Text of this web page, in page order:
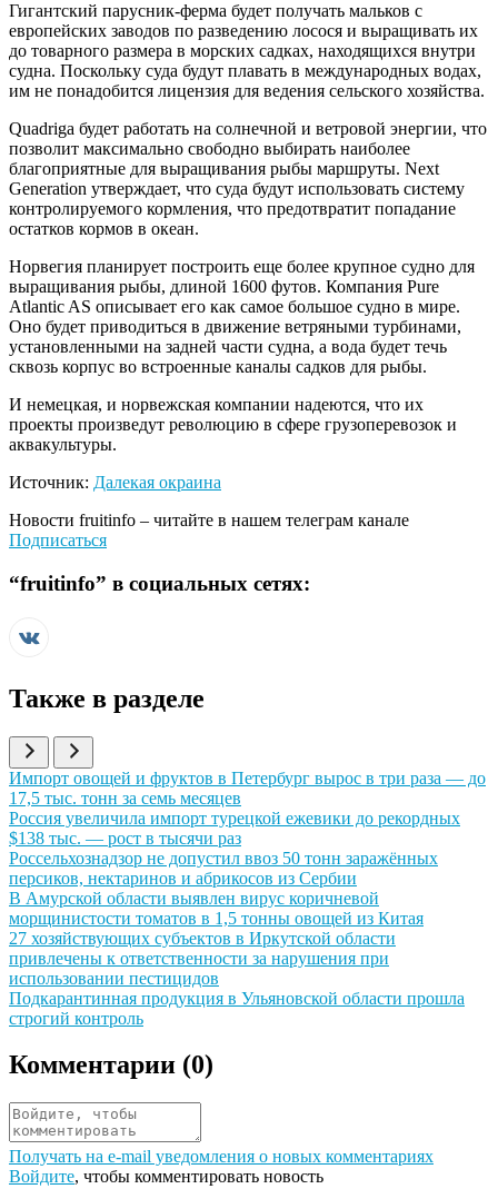
Гигантский парусник-ферма будет получать мальков с
европейских заводов по разведению лосося и выращивать их
до товарного размера в морских садках, находящихся внутри
судна. Поскольку суда будут плавать в международных водах,
им не понадобится лицензия для ведения сельского хозяйства.
Quadriga будет работать на солнечной и ветровой энергии, что
позволит максимально свободно выбирать наиболее
благоприятные для выращивания рыбы маршруты. Next
Generation утверждает, что суда будут использовать систему
контролируемого кормления, что предотвратит попадание
остатков кормов в океан.
Норвегия планирует построить еще более крупное судно для
выращивания рыбы, длиной 1600 футов. Компания Pure
Atlantic AS описывает его как самое большое судно в мире.
Оно будет приводиться в движение ветряными турбинами,
установленными на задней части судна, а вода будет течь
сквозь корпус во встроенные каналы садков для рыбы.
И немецкая, и норвежская компании надеются, что их
проекты произведут революцию в сфере грузоперевозок и
аквакультуры.
Источник: Далекая окраина
Новости fruitinfo – читайте в нашем телеграм канале
Подписаться
“fruitinfo” в социальных сетях:
Также в разделе
Иллюстрация новости
Импорт овощей и фруктов в Петербург вырос в три раза — до
17,5 тыс. тонн за семь месяцев
Иллюстрация новости
Россия увеличила импорт турецкой ежевики до рекордных
$138 тыс. — рост в тысячи раз
Иллюстрация новости
Россельхознадзор не допустил ввоз 50 тонн заражённых
персиков, нектаринов и абрикосов из Сербии
Иллюстрация новости
В Амурской области выявлен вирус коричневой
морщинистости томатов в 1,5 тонны овощей из Китая
Иллюстрация новости
27 хозяйствующих субъектов в Иркутской области
привлечены к ответственности за нарушения при
использовании пестицидов
Иллюстрация новости
Подкарантинная продукция в Ульяновской области прошла
строгий контроль
Комментарии (0)
Получать на e‑mail уведомления о новых комментариях
Войдите, чтобы комментировать новость